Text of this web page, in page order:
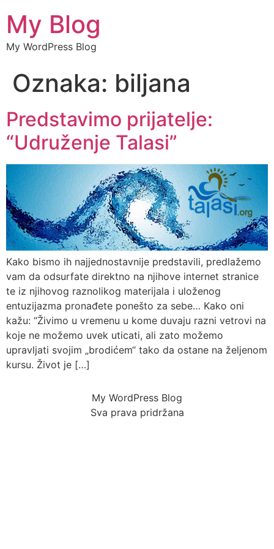
My Blog
My WordPress Blog
Oznaka: biljana
Predstavimo prijatelje:
“Udruženje Talasi”
Kako bismo ih najjednostavnije predstavili, predlažemo
vam da odsurfate direktno na njihove internet stranice
te iz njihovog raznolikog materijala i uloženog
entuzijazma pronađete ponešto za sebe… Kako oni
kažu: “Živimo u vremenu u kome duvaju razni vetrovi na
koje ne možemo uvek uticati, ali zato možemo
upravljati svojim „brodićem“ tako da ostane na željenom
kursu. Život je […]
My WordPress Blog
Sva prava pridržana